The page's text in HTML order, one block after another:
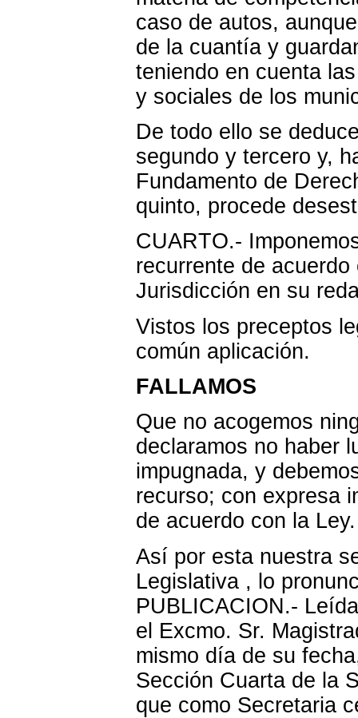
caso de autos,
de la cuantía y
teniendo en cuenta
y sociales de los
De todo ello se
segundo y tercero y,
Fundamento de
quinto, procede
CUARTO.-
recurrente de
Jurisdicción en su
Vistos los preceptos
común aplicación.
FALLAMOS
Que no acogemos
declaramos no haber
impugnada, y
recurso; con expresa
de acuerdo con la Ley.
Así por esta nuestra
Legislativa , lo
PUBLICACION.-
el Excmo. Sr.
mismo día de su
Sección Cuarta de la
que como Secretaria